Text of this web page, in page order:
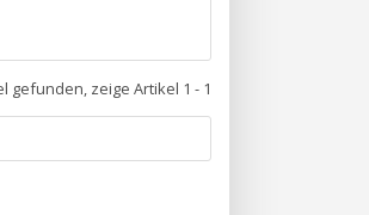
gefunden, zeige Artikel 1 - 1